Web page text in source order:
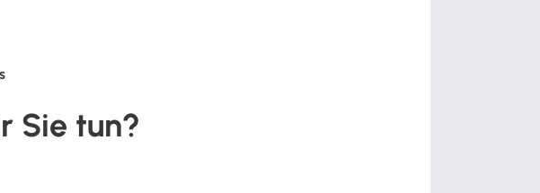
Sie tun?